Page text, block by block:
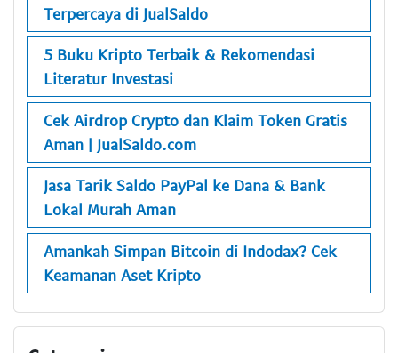
Terpercaya di JualSaldo
5 Buku Kripto Terbaik & Rekomendasi
Literatur Investasi
Cek Airdrop Crypto dan Klaim Token Gratis
Aman | JualSaldo.com
Jasa Tarik Saldo PayPal ke Dana & Bank
Lokal Murah Aman
Amankah Simpan Bitcoin di Indodax? Cek
Keamanan Aset Kripto